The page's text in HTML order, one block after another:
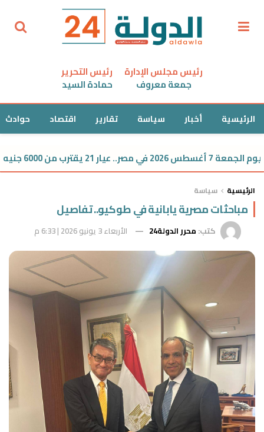
رئيس مجلس الإدارة
جمعة معروف
رئيس التحرير
حمادة السيد
الرئيسية أخبار سياسة تقارير اقتصاد حوادث
من 6000 جنيه
الرئيسية سياسة
​مباحثات مصرية يابانية في طوكيو.. تفاصيل
كتب: محرر الدولة24 الأربعاء 3 يونيو 2026 | 6:33 م